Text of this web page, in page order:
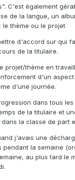
C'est également
de la langue, un
thème ou le projet
d'accord sur qui
de la titulaire.
projet/thème en
d'un
d'une journée.
dans tous
de la titulaire et
la classe de part
j'avais une
pendant la semaine
au plus tard le